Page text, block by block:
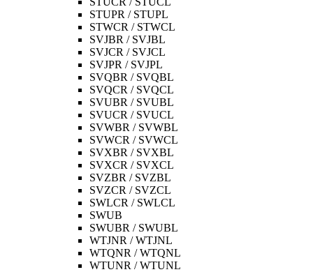
STUPR / STUPL
STWCR / STWCL
SVJBR / SVJBL
SVJCR / SVJCL
SVJPR / SVJPL
SVQBR / SVQBL
SVQCR / SVQCL
SVUBR / SVUBL
SVUCR / SVUCL
SVWBR / SVWBL
SVWCR / SVWCL
SVXBR / SVXBL
SVXCR / SVXCL
SVZBR / SVZBL
SVZCR / SVZCL
SWLCR / SWLCL
SWUB
SWUBR / SWUBL
WTJNR / WTJNL
WTQNR / WTQNL
WTUNR / WTUNL